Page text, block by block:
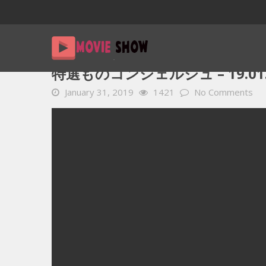
Home
特選ものコンシェルジュ –
January 31, 2019 1421 No Comments